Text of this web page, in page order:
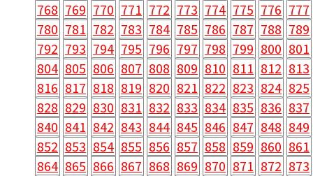
768 769 770 771 772 773 774 775 776 777
780 781 782 783 784 785 786 787 788 789
792 793 794 795 796 797 798 799 800 801
804 805 806 807 808 809 810 811 812 813
816 817 818 819 820 821 822 823 824 825
828 829 830 831 832 833 834 835 836 837
840 841 842 843 844 845 846 847 848 849
852 853 854 855 856 857 858 859 860 861
864 865 866 867 868 869 870 871 872 873